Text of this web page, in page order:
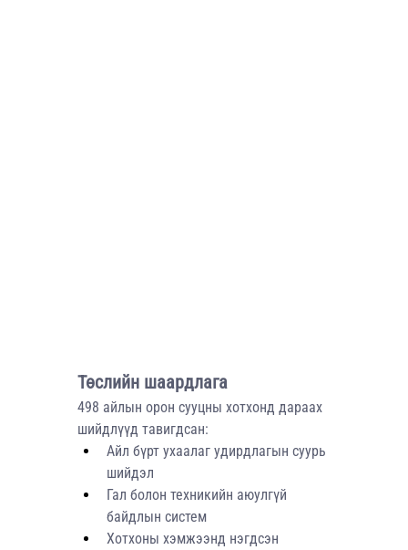
Төслийн шаардлага
498 айлын орон сууцны хотхонд дараах
шийдлүүд тавигдсан:
Айл бүрт ухаалаг удирдлагын суурь
шийдэл
Гал болон техникийн аюулгүй
байдлын систем
Хотхоны хэмжээнд нэгдсэн